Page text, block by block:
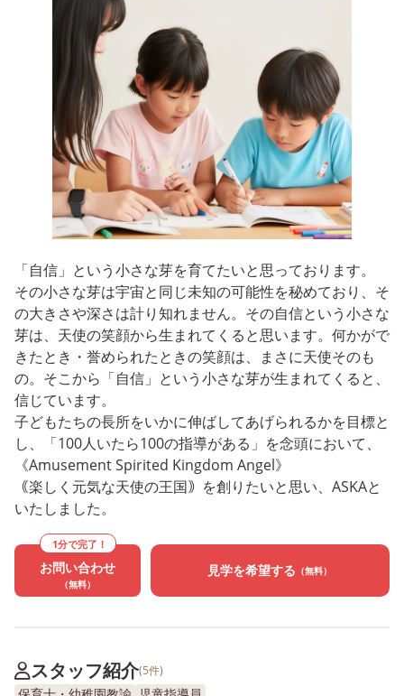
「自信」という小さな芽を育てたいと思っております。
その小さな芽は宇宙と同じ未知の可能性を秘めており、そ
の大きさや深さは計り知れません。その自信という小さな
芽は、天使の笑顔から生まれてくると思います。何かがで
きたとき・誉められたときの笑顔は、まさに天使そのも
の。そこから「自信」という小さな芽が生まれてくると、
信じています。
子どもたちの長所をいかに伸ばしてあげられるかを目標と
し、「100人いたら100の指導がある」を念頭において、
《Amusement Spirited Kingdom Angel》
｟楽しく元気な天使の王国｠を創りたいと思い、ASKAと
いたしました。
1分で完了！
お問い合わせ
（無料）
見学を希望する （無料）
スタッフ紹介(5件)